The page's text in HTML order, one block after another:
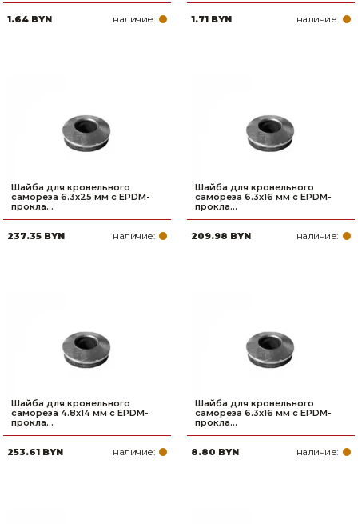
1.64 BYN наличие: 1.71 BYN наличие:
Шайба для кровельного
самореза 6.3х25 мм c EPDM-
прокла...
237.35 BYN наличие:
Шайба для кровельного
самореза 6.3х16 мм c EPDM-
прокла...
209.98 BYN наличие:
Шайба для кровельного
самореза 4.8х14 мм c EPDM-
прокла...
253.61 BYN наличие:
Шайба для кровельного
самореза 6.3х16 мм c EPDM-
прокла...
8.80 BYN наличие: